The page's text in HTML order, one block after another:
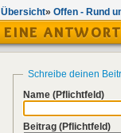
Übersicht» Offen - Rund
EINE
Schreibe deinen
Name (Pflichtfeld)
Beitrag (Pflichtfeld)